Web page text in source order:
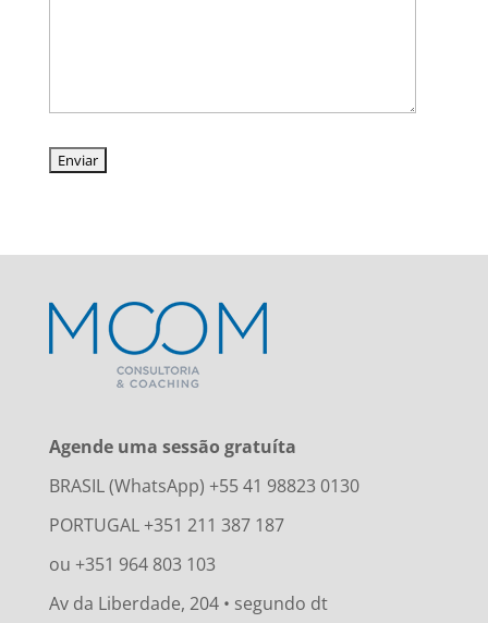
Agende uma sessão gratuíta
BRASIL (WhatsApp) +55 41 98823 0130
PORTUGAL +351 211 387 187
ou +351 964 803 103
Av da Liberdade, 204 • segundo dt